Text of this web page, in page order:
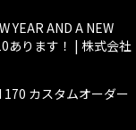
YEAR AND A NEW
あります！ | 株式会社
170 カスタムオーダー